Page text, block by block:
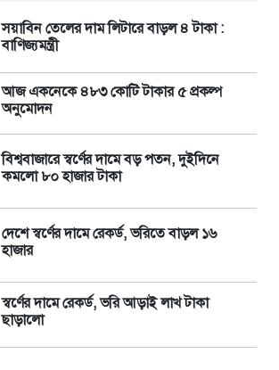
সয়াবিন তেলের দাম লিটারে বাড়ল ৪ টাকা :
বাণিজ্যমন্ত্রী
আজ একনেকে ৪৮৩ কোটি টাকার ৫ প্রকল্প
অনুমোদন
বিশ্ববাজারে স্বর্ণের দামে বড় পতন, দুইদিনে
কমলো ৮০ হাজার টাকা
দেশে স্বর্ণের দামে রেকর্ড, ভরিতে বাড়ল ১৬
হাজার
স্বর্ণের দামে রেকর্ড, ভরি আড়াই লাখ টাকা
ছাড়ালো